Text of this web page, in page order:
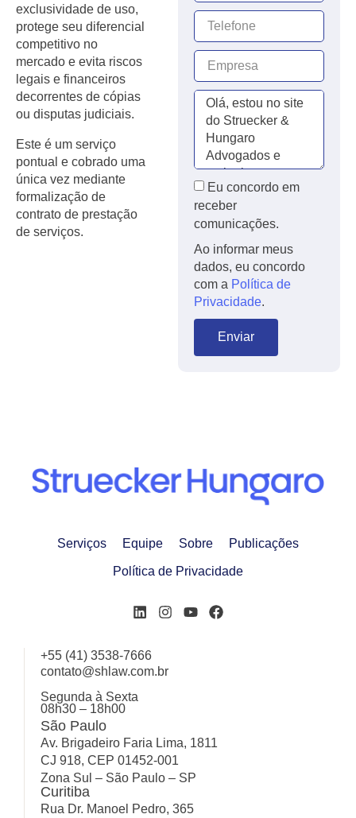
exclusividade de uso,
protege seu diferencial
competitivo no
mercado e evita riscos
legais e financeiros
decorrentes de cópias
ou disputas judiciais.
Este é um serviço
pontual e cobrado uma
única vez mediante
formalização de
contrato de prestação
de serviços.
Eu concordo em
receber
comunicações.
Ao informar meus
dados, eu concordo
com a Política de
Privacidade.
Enviar
Serviços Equipe Sobre Publicações
Política de Privacidade
+55 (41) 3538-7666
contato@shlaw.com.br
Segunda à Sexta
08h30 – 18h00
São Paulo
Av. Brigadeiro Faria Lima, 1811
CJ 918, CEP 01452-001
Zona Sul – São Paulo – SP
Curitiba
Rua Dr. Manoel Pedro, 365